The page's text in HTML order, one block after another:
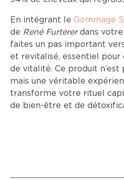
En intégrant le Gommage
de René Furtererdans votre
faites un pas important
et revitalisé, essentiel pour
de vitalité. Ce produit n’est
mais une véritable
transforme votre rituel
de bien-être et de